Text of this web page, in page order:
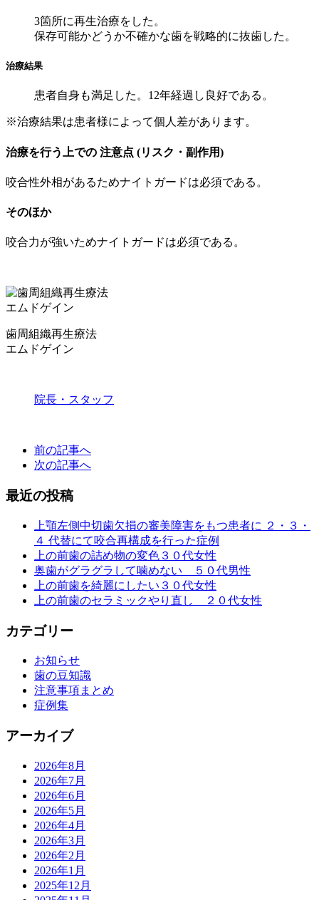
3箇所に再生治療をした。
保存可能かどうか不確かな歯を戦略的に抜歯した。
治療結果
患者自身も満足した。12年経過し良好である。
※治療結果は患者様によって個人差があります。
治療を行う上での 注意点 (リスク・副作用)
咬合性外相があるためナイトガードは必須である。
そのほか
咬合力が強いためナイトガードは必須である。
歯周組織再生療法
エムドゲイン
院長・スタッフ
前の記事へ
次の記事へ
最近の投稿
上顎左側中切歯欠損の審美障害をもつ患者に ２・３・
４ 代替にて咬合再構成を行った症例
上の前歯の詰め物の変色３０代女性
奥歯がグラグラして噛めない ５０代男性
上の前歯を綺麗にしたい３０代女性
上の前歯のセラミックやり直し ２０代女性
カテゴリー
お知らせ
歯の豆知識
注意事項まとめ
症例集
アーカイブ
2026年8月
2026年7月
2026年6月
2026年5月
2026年4月
2026年3月
2026年2月
2026年1月
2025年12月